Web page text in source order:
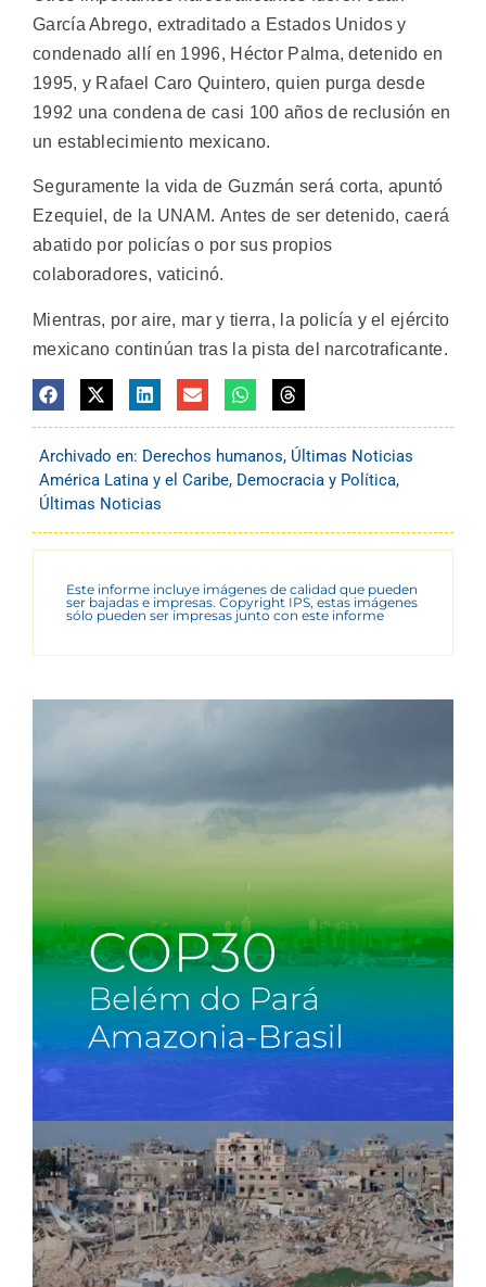
García Abrego, extraditado a Estados Unidos y
condenado allí en 1996, Héctor Palma, detenido en
1995, y Rafael Caro Quintero, quien purga desde
1992 una condena de casi 100 años de reclusión en
un establecimiento mexicano.
Seguramente la vida de Guzmán será corta, apuntó
Ezequiel, de la UNAM. Antes de ser detenido, caerá
abatido por policías o por sus propios
colaboradores, vaticinó.
Mientras, por aire, mar y tierra, la policía y el ejército
mexicano continúan tras la pista del narcotraficante.
Archivado en: Derechos humanos, Últimas Noticias
América Latina y el Caribe, Democracia y Política,
Últimas Noticias
Este informe incluye imágenes de calidad que pueden
ser bajadas e impresas. Copyright IPS, estas imágenes
sólo pueden ser impresas junto con este informe